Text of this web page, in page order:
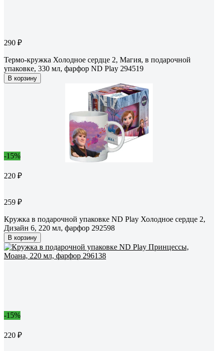
290 ₽
Термо-кружка Холодное сердце 2, Магия, в подарочной
упаковке, 330 мл, фарфор ND Play 294519
В корзину
-15%
220 ₽
259 ₽
Кружка в подарочной упаковке ND Play Холодное сердце 2,
Дизайн 6, 220 мл, фарфор 292598
В корзину
-15%
220 ₽